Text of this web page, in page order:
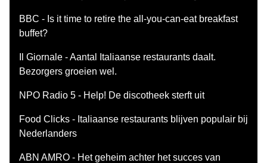
BBC - Is it time to retire the all-you-can-eat breakfast
buffet?
Il Giornale - Aantal Italiaanse restaurants daalt.
Bezorgers groeien wel.
NPO Radio 5 - Help! De discotheek sterft uit
Food Clicks - Italiaanse restaurants blijven populair bij
Nederlanders
ABN AMRO - Het geheim achter het succes van